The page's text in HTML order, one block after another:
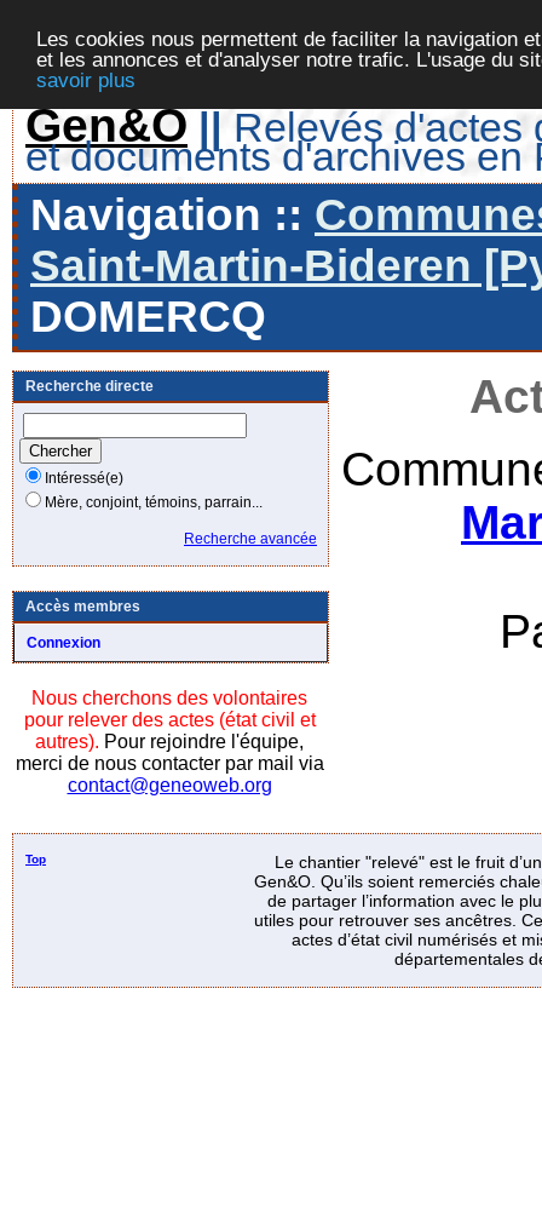
Les cookies nous permettent de faciliter la navigation
et les annonces et d'analyser notre trafic. L'usage du
savoir plus
Gen&O || Relevés d'actes
et documents d'archives en
Navigation ::
Saint-Martin-Bideren
DOMERCQ
Recherche directe
Intéressé(e)
Mère, conjoint, témoins, parrain...
Recherche avancée
Accès membres
Connexion
Nous cherchons des volontaires
pour relever des actes (état civil et
autres). Pour rejoindre l'équipe,
merci de nous contacter par mail via
contact@geneoweb.org
Top
Le chantier "relevé" est le fruit
Gen&O. Qu’ils soient remerciés
de partager l’information avec le
utiles pour retrouver ses ancêtres.
actes d’état civil numérisés et
départementales